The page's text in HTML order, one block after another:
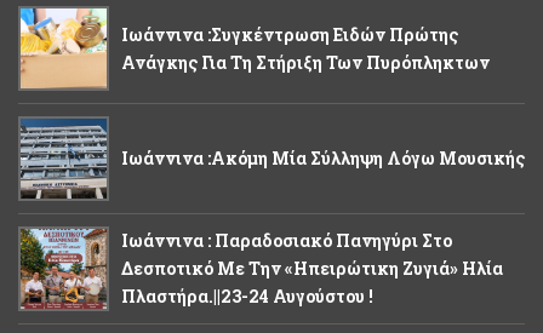
Ιωάννινα :Συγκέντρωση Ειδών Πρώτης
Ανάγκης Για Τη Στήριξη Των Πυρόπληκτων
Ιωάννινα :Ακόμη Μία Σύλληψη Λόγω Μουσικής
Ιωάννινα : Παραδοσιακό Πανηγύρι Στο
Δεσποτικό Με Την «Ηπειρώτικη Ζυγιά» Ηλία
Πλαστήρα.||23-24 Αυγούστου !